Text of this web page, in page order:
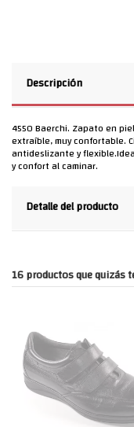
Descripción
4550 Baerchi. Zapato en
extraíble, muy confortable.
antideslizante y
y confort al caminar.
Detalle del producto
16 productos que quizás